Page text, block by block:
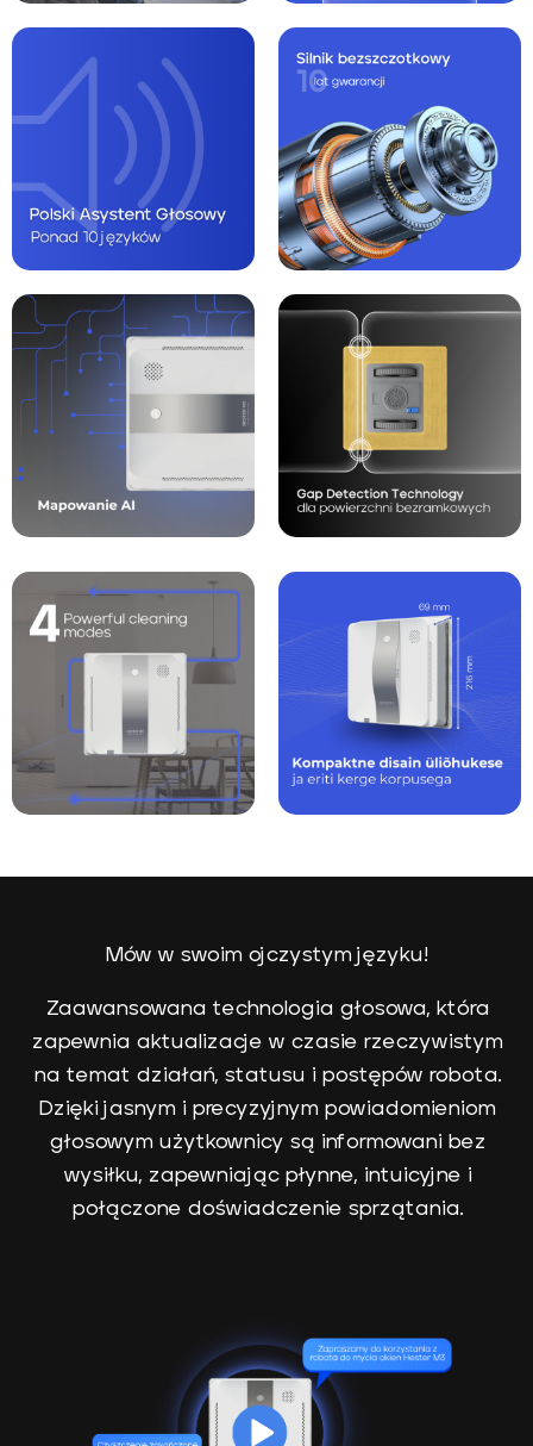
Mów w swoim ojczystym języku!
Zaawansowana technologia głosowa, która
zapewnia aktualizacje w czasie rzeczywistym
na temat działań, statusu i postępów robota.
Dzięki jasnym i precyzyjnym powiadomieniom
głosowym użytkownicy są informowani bez
wysiłku, zapewniając płynne, intuicyjne i
połączone doświadczenie sprzątania.